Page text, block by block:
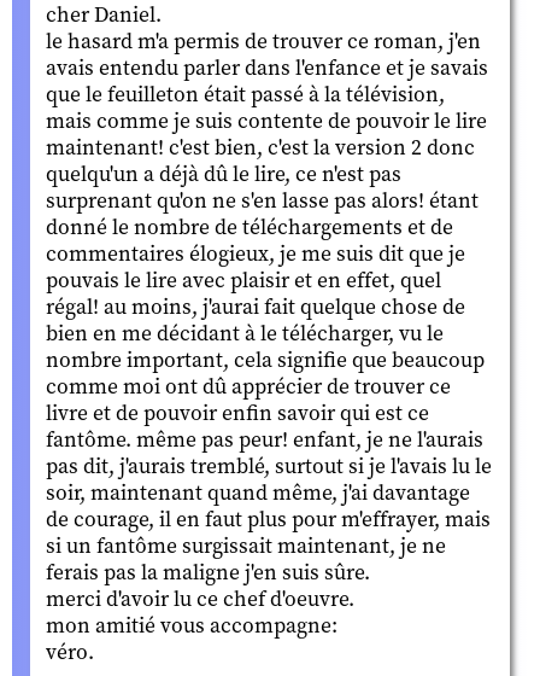
cher Daniel.
le hasard m'a permis de trouver ce roman, j'en
avais entendu parler dans l'enfance et je savais
que le feuilleton était passé à la télévision,
mais comme je suis contente de pouvoir le lire
maintenant! c'est bien, c'est la version 2 donc
quelqu'un a déjà dû le lire, ce n'est pas
surprenant qu'on ne s'en lasse pas alors! étant
donné le nombre de téléchargements et de
commentaires élogieux, je me suis dit que je
pouvais le lire avec plaisir et en effet, quel
régal! au moins, j'aurai fait quelque chose de
bien en me décidant à le télécharger, vu le
nombre important, cela signifie que beaucoup
comme moi ont dû apprécier de trouver ce
livre et de pouvoir enfin savoir qui est ce
fantôme. même pas peur! enfant, je ne l'aurais
pas dit, j'aurais tremblé, surtout si je l'avais lu le
soir, maintenant quand même, j'ai davantage
de courage, il en faut plus pour m'effrayer, mais
si un fantôme surgissait maintenant, je ne
ferais pas la maligne j'en suis sûre.
merci d'avoir lu ce chef d'oeuvre.
mon amitié vous accompagne:
véro.